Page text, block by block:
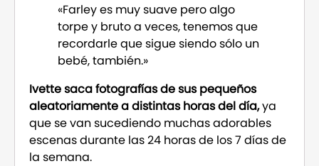
«Farley es muy suave pero algo
torpe y bruto a veces, tenemos que
recordarle que sigue siendo sólo un
bebé, también.»
Ivette saca fotografías de sus pequeños
aleatoriamente a distintas horas del día,ya
que se van sucediendo muchas adorables
escenas durante las 24 horas de los 7 días de
la semana.